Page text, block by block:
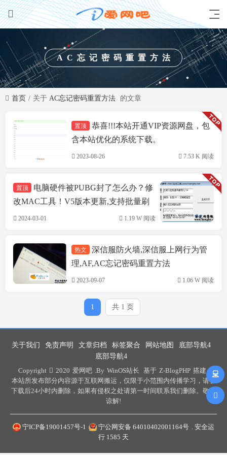
AC忘记密码重置方法
首页 关于 AC忘记密码重置方法 的文章
技术方案
置顶
恭喜!!!本站开通VIP资源网盘，包
含本站优化的系统下载。
2023-08-26 7.53 K 阅读
置顶
电脑硬件被PUBG封了怎么办？修
改MAC工具！V5版本更新,支持批量刷
机,支持INTEL&瑞立网卡
2024-03-01 1.19 W 阅读
技术方案
热文
深信服防火墙,深信服上网行为管
理,AF,AC忘记密码重置方法
2023-09-07 1.06 W 阅读
1 共 1 页
关于我们 免责声明 文章归档 标签聚合 网站地图
底部导航4
底部导航4
Copyright
2020 爱网吧 .By WinOS站长 基于 Z-BlogPHP 搭建 .
本站所发布部分内容源于互联网搬运，仅限于小范围内传播学习，请在
下载后24小时内删除，如果有侵权之处请第一时间联系我们删除。敬请
谅解!
宁ICP备19001457号-1 宁公网安备 64010402001164号 . 安全运
行 1585 天